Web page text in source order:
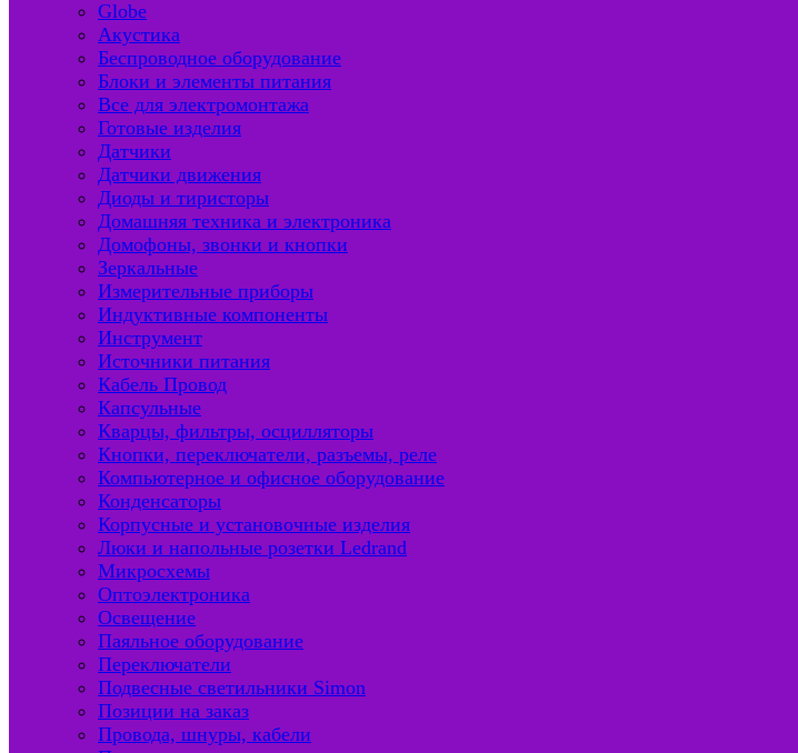
Globe
Акустика
Беспроводное оборудование
Блоки и элементы питания
Все для электромонтажа
Готовые изделия
Датчики
Датчики движения
Диоды и тиристоры
Домашняя техника и электроника
Домофоны, звонки и кнопки
Зеркальные
Измерительные приборы
Индуктивные компоненты
Инструмент
Источники питания
Кабель Провод
Капсульные
Кварцы, фильтры, осцилляторы
Кнопки, переключатели, разъемы, реле
Компьютерное и офисное оборудование
Конденсаторы
Корпусные и установочные изделия
Люки и напольные розетки Ledrand
Микросхемы
Оптоэлектроника
Освещение
Паяльное оборудование
Переключатели
Подвесные светильники Simon
Позиции на заказ
Провода, шнуры, кабели